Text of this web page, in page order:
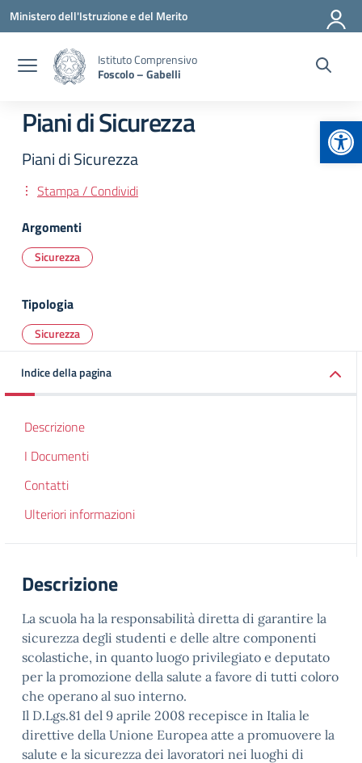
Vai ai contenuti
Vai al menu di navigazione
Vai al footer
Ministero dell'Istruzione e del Merito
Istituto Comprensivo
Foscolo – Gabelli
Piani di Sicurezza
Piani di Sicurezza
Stampa / Condividi
Argomenti
Sicurezza
Tipologia
Sicurezza
Indice della pagina
Descrizione
I Documenti
Contatti
Ulteriori informazioni
Descrizione
La scuola ha la responsabilità diretta di garantire la
sicurezza degli studenti e delle altre componenti
scolastiche, in quanto luogo privilegiato e deputato
per la promozione della salute a favore di tutti coloro
che operano al suo interno.
Il D.Lgs.81 del 9 aprile 2008 recepisce in Italia le
direttive della Unione Europea atte a promuovere la
salute e la sicurezza dei lavoratori nei luoghi di